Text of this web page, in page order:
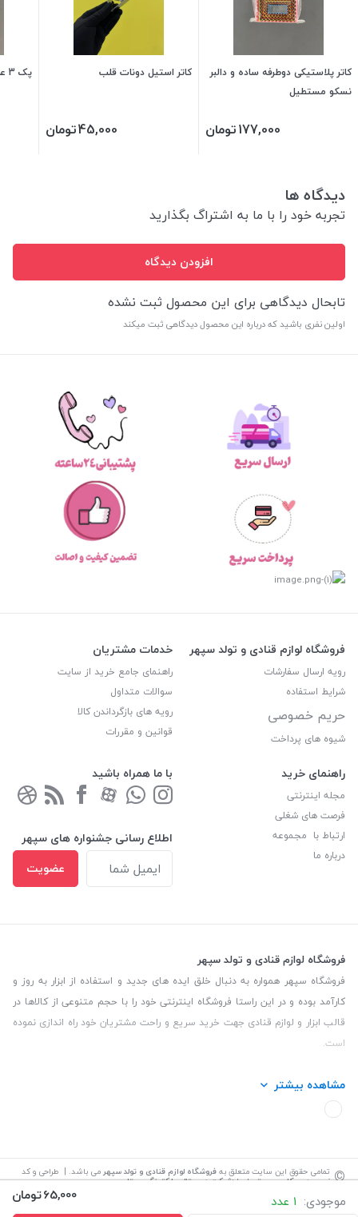
کاتر پلاستیکی دوطرفه ساده و دالبر
نسکو مستطیل
177,000تومان
کاتر استیل دونات قلب
45,000تومان
پک 3 عددی مهر نان برنجی هویکو
دیدگاه ها
تجربه خود را با ما به اشتراگ بگذارید
افزودن دیدگاه
تابحال دیدگاهی برای این محصول ثبت نشده
اولین نفری باشید که درباره این محصول دیدگاهی ثبت میکند
موجودی: 1 عدد 65,000تومان
فروشگاه لوازم قنادی و تولد سپهر
رویه ارسال سفارشات
شرایط استفاده
حریم خصوصی
شیوه های پرداخت
خدمات مشتریان
راهنمای جامع خرید از سایت
سوالات متداول
رویه های بازگرداندن کالا
قوانین و مقررات
راهنمای خرید
مجله اینترنتی
فرصت های شغلی
ارتباط با مجموعه
درباره ما
با ما همراه باشید
اطلاع رسانی جشنواره های سپهر
عضویت
فروشگاه لوازم قنادی و تولد سپهر
فروشگاه سپهر همواره به دنبال خلق ایده های جدید و استفاده از ابزار به روز و
کارآمد بوده و در این راستا فروشگاه اینترنتی خود را با حجم متنوعی از کالاها در
قالب ابزار و لوازم قنادی جهت خرید سریع و راحت مشتریان خود راه اندازی نموده
است.
این فروشگاه تمام تلاش خود را نموده تا کالاهایی با کیفیت و با حداقل قیمت
عرضه نماید.
مشاهده بیشتر
© تمامی حقوق این سایت متعلق بهفروشگاه لوازم قنادی و تولد سپهر می باشد. | طراحی و کد
نویسی:سپکام سیستماجرا:شرکت دیجیتال مارکتینگ سپتا